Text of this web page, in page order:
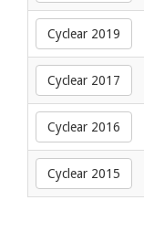
Cyclear 2019
Cyclear 2017
Cyclear 2016
Cyclear 2015